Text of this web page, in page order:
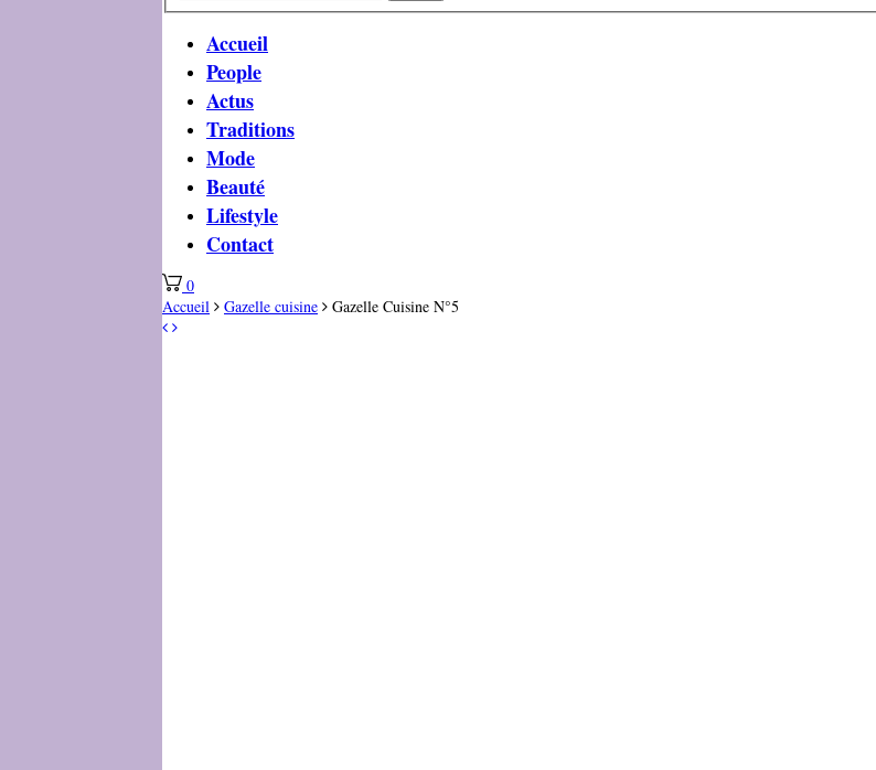
Accueil
People
Actus
Traditions
Mode
Beauté
Lifestyle
Contact
0
Accueil
Gazelle cuisine Gazelle Cuisine N°5